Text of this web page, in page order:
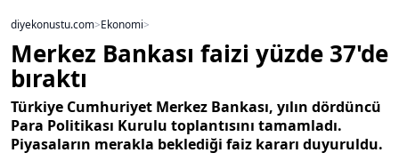
diyekonustu.com>Ekonomi>
Merkez Bankası faizi yüzde 37'de
bıraktı
Türkiye Cumhuriyet Merkez Bankası, yılın dördüncü
Para Politikası Kurulu toplantısını tamamladı.
Piyasaların merakla beklediği faiz kararı duyuruldu.